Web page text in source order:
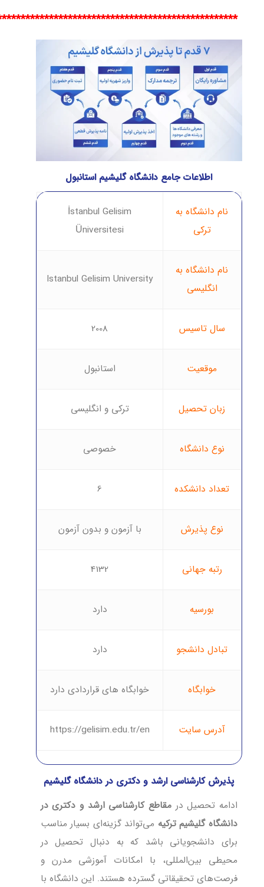
اطلاعات جامع دانشگاه گلیشیم استانبول
نام دانشگاه به
ترکی
İstanbul Gelisim
Üniversitesi
نام دانشگاه به
انگلیسی
Istanbul Gelisim University
سال تاسیس 2008
موقعیت استانبول
زبان تحصیل ترکی و انگلیسی
نوع دانشگاه خصوصی
تعداد دانشکده 6
نوع پذیرش با آزمون و بدون آزمون
رتبه جهانی 4132
بورسیه دارد
تبادل دانشجو دارد
خوابگاه خوابگاه های قراردادی دارد
آدرس سایت https://gelisim.edu.tr/en
پذیرش کارشناسی ارشد و دکتری در دانشگاه گلیشیم
ادامه تحصیل درمقاطع کارشناسی ارشد و دکتری در
دانشگاه گلیشیم ترکیه می‌تواند گزینه‌ای بسیار مناسب
برای دانشجویانی باشد که به دنبال تحصیل در
محیطی بین‌المللی، با امکانات آموزشی مدرن و
فرصت‌های تحقیقاتی گسترده هستند. این دانشگاه با